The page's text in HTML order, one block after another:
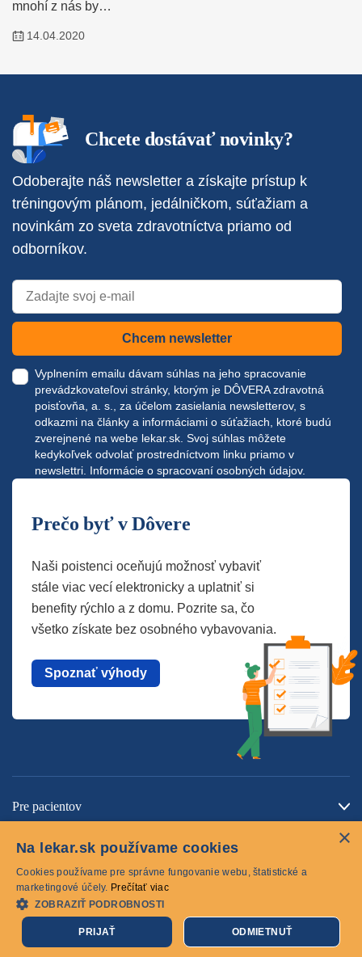
mnohí z nás by…
14.04.2020
Chcete dostávať novinky?
Odoberajte náš newsletter a získajte prístup k
tréningovým plánom, jedálničkom, súťažiam a
novinkám zo sveta zdravotníctva priamo od
odborníkov.
Chcem newsletter
Vyplnením emailu dávam súhlas na jeho spracovanie
prevádzkovateľovi stránky, ktorým je DÔVERA zdravotná
poisťovňa, a. s., za účelom zasielania newsletterov, s
odkazmi na články a informáciami o súťažiach, ktoré budú
zverejnené na webe lekar.sk . Svoj súhlas môžete
kedykoľvek odvolať prostredníctvom linku priamo v
newslettri. Informácie o spracovaní osobných údajov.
Prečo byť v Dôvere
Naši poistenci oceňujú možnosť vybaviť
stále viac vecí elektronicky a uplatniť si
benefity rýchlo a z domu. Pozrite sa, čo
všetko získate bez osobného vybavovania.
Spoznať výhody
Pre pacientov
© 2026 lekar.sk Všetky práva vyhradené
Cookies
×
Na lekar.sk používame cookies
Cookies používame pre správne fungovanie webu, štatistické a
marketingové účely. Prečítať viac
ZOBRAZIŤ PODROBNOSTI
PRIJAŤ ODMIETNUŤ